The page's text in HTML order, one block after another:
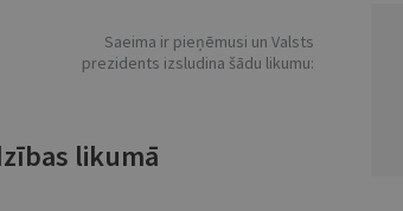
Saeima ir pieņēmusi un Valsts
prezidents izsludina šādu likumu:
likumā